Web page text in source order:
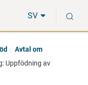
SV
Avtal om
Uppfödning av